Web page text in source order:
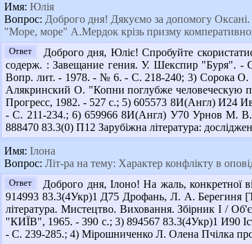
Имя: Юлія
Вопрос: Доброго дня! Дякуємо за допомогу
"Море, море" А.Мердок крізь призму
Ответ
Доброго дня, Юліє! Спробуйте
содерж. : Завещание гения. У. Шекспир "Буря". -
Вопр. лит. - 1978. - № 6. - С. 218-240; 3) Сорока
Алякринский О. "Копни поглубже
Прогресс, 1982. - 527 с.; 5) 605573 8И(Англ) И24
- С. 211-234.; 6) 659966 8И(Англ) У70 Урнов М.
888470 83.3(0) П12 Зарубіжна література:
Имя: Ілона
Вопрос: Літ-ра на тему: Характер конфлікту в
Ответ
Доброго дня, Ілоно! На жаль, конкретної
914993 83.3(4Укр)1 Д75 Дрофань, Л. А. Берегиня
література. Мистецтво. Виховання. Збірник І /
"КИЇВ", 1965. - 390 с.; 3) 894567 83.3(4Укр)1 И90
- С. 239-285.; 4) Мірошниченко Л. Олена Пчілка